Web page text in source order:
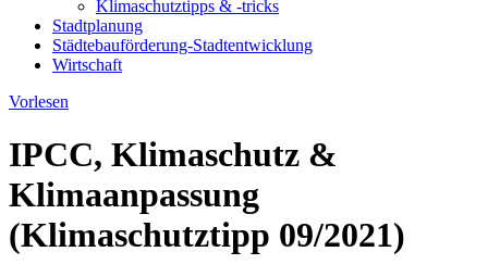
Klimaschutztipps & -tricks
Stadtplanung
Städtebauförderung-Stadtentwicklung
Wirtschaft
Vorlesen
IPCC, Klimaschutz &
Klimaanpassung
(Klimaschutztipp 09/2021)